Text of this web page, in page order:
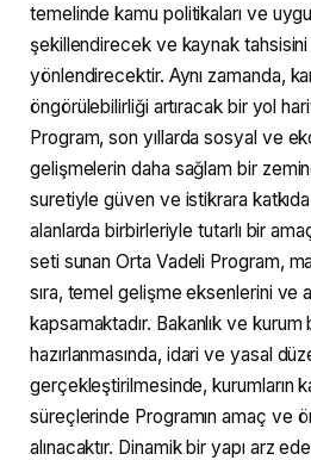
temelinde kamu politikaları ve
şekillendirecek ve kaynak
yönlendirecektir. Aynı zamanda,
öngörülebilirliği artıracak bir yol
Program, son yıllarda sosyal ve
gelişmelerin daha sağlam bir
suretiyle güven ve istikrara
alanlarda birbirleriyle tutarlı bir
seti sunan Orta Vadeli Program,
sıra, temel gelişme eksenlerini ve
kapsamaktadır. Bakanlık ve
hazırlanmasında, idari ve yasal
gerçekleştirilmesinde, kurumların
süreçlerinde Programın amaç ve
alınacaktır. Dinamik bir yapı arz